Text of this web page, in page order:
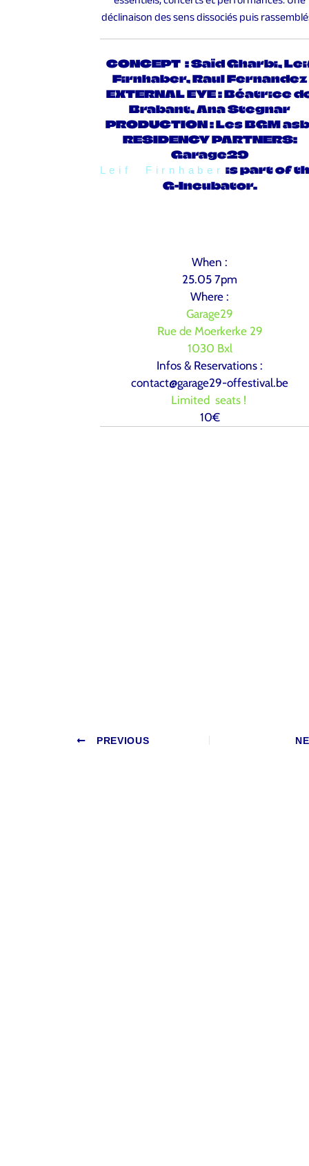
déclinaison des sens dissociés puis
CONCEPT : Saïd Gharbi,
Firnhaber, Raul Fernandez
EXTERNAL EYE : Béatrice
Brabant, Ana Stegnar
PRODUCTION : Les BGM
RESIDENCY PARTNERS:
Garage29
Leif Firnhaber is part of
G-Incubator.
When :
25.05 7pm
Where :
Garage29
Rue de Moerkerke 29
1030 Bxl
Infos & Reservations :
contact@garage29-offestival.be
Limited seats !
10€
PREVIOUS